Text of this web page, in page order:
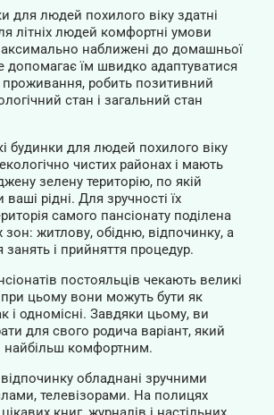
для людей похилого віку здатні
літніх людей комфортні умови
наближені до домашньої
допомагає їм швидко адаптуватися
робить позитивний
стан і загальний стан
будинки для людей похилого віку
чистих районах і мають
зелену територію, по якій
рідні. Для зручності їх
самого пансіонату поділена
зон: житлову, обідню, відпочинку, а
і прийняття процедур.
постояльців чекають великі
при цьому вони можуть бути як
і одномісні. Завдяки цьому, ви
для свого родича варіант, який
найбільш комфортним.
обладнані зручними
телевізорами. На полицях